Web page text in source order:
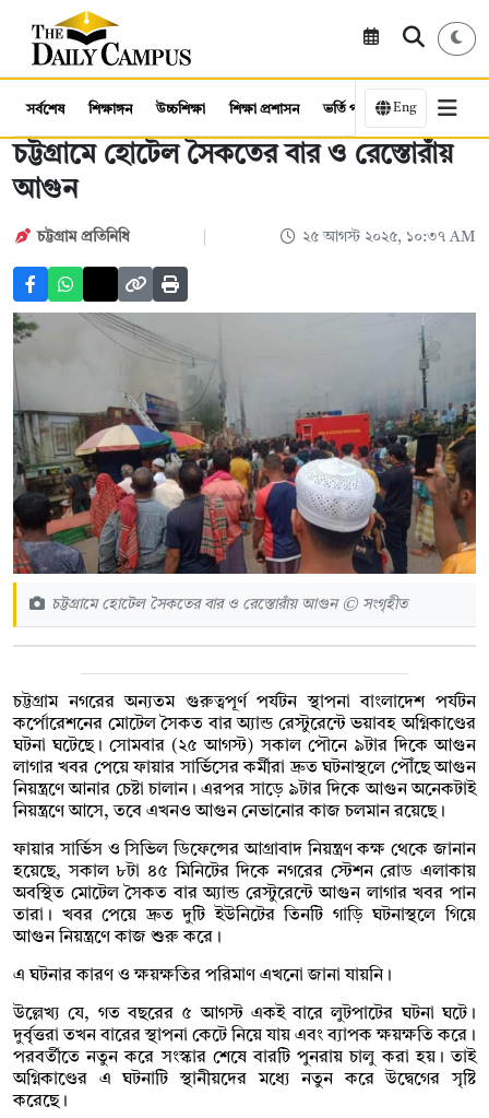
সর্বশেষ শিক্ষাঙ্গন উচ্চশিক্ষা শিক্ষা প্রশাসন ভর্তি পরীক্ষা কর্মসংস্থান
Eng
চট্টগ্রামে হোটেল সৈকতের বার ও রেস্তোরাঁয়
আগুন
চট্টগ্রাম প্রতিনিধি ২৫ আগস্ট ২০২৫, ১০:৩৭ AM
চট্টগ্রামে হোটেল সৈকতের বার ও রেস্তোরাঁয় আগুন © সংগৃহীত
চট্টগ্রাম নগরের অন্যতম গুরুত্বপূর্ণ পর্যটন স্থাপনা বাংলাদেশ পর্যটন
কর্পোরেশনের মোটেল সৈকত বার অ্যান্ড রেস্টুরেন্টে ভয়াবহ অগ্নিকাণ্ডের
ঘটনা ঘটেছে। সোমবার (২৫ আগস্ট) সকাল পৌনে ৯টার দিকে আগুন
লাগার খবর পেয়ে ফায়ার সার্ভিসের কর্মীরা দ্রুত ঘটনাস্থলে পৌঁছে আগুন
নিয়ন্ত্রণে আনার চেষ্টা চালান। এরপর সাড়ে ৯টার দিকে আগুন অনেকটাই
নিয়ন্ত্রণে আসে, তবে এখনও আগুন নেভানোর কাজ চলমান রয়েছে।
ফায়ার সার্ভিস ও সিভিল ডিফেন্সের আগ্রাবাদ নিয়ন্ত্রণ কক্ষ থেকে জানান
হয়েছে, সকাল ৮টা ৪৫ মিনিটের দিকে নগরের স্টেশন রোড এলাকায়
অবস্থিত মোটেল সৈকত বার অ্যান্ড রেস্টুরেন্টে আগুন লাগার খবর পান
তারা। খবর পেয়ে দ্রুত দুটি ইউনিটের তিনটি গাড়ি ঘটনাস্থলে গিয়ে
আগুন নিয়ন্ত্রণে কাজ শুরু করে।
এ ঘটনার কারণ ও ক্ষয়ক্ষতির পরিমাণ এখনো জানা যায়নি।
উল্লেখ্য যে, গত বছরের ৫ আগস্ট একই বারে লুটপাটের ঘটনা ঘটে।
দুর্বৃত্তরা তখন বারের স্থাপনা কেটে নিয়ে যায় এবং ব্যাপক ক্ষয়ক্ষতি করে।
পরবর্তীতে নতুন করে সংস্কার শেষে বারটি পুনরায় চালু করা হয়। তাই
অগ্নিকাণ্ডের এ ঘটনাটি স্থানীয়দের মধ্যে নতুন করে উদ্বেগের সৃষ্টি
করেছে।